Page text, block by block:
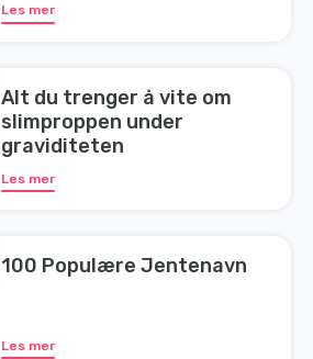
Les mer
Alt du trenger å vite om
slimproppen under
graviditeten
Les mer
100 Populære Jentenavn
Les mer